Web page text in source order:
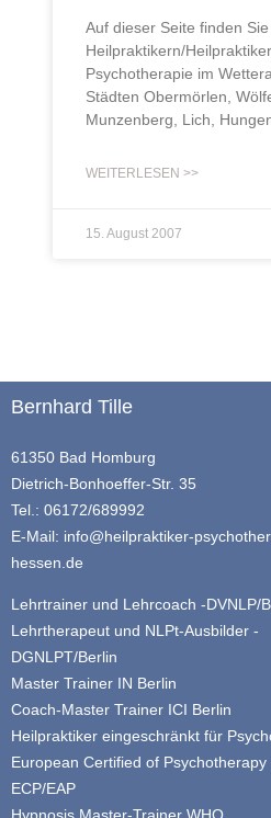
Auf dieser Seite finden
Heilpraktikern/
Psychotherapie im
Städten Obermörlen,
Munzenberg, Lich,
WEITERLESEN >>
15. August 2007
Bernhard Tille
61350 Bad Homburg
Dietrich-Bonhoeffer-Str. 35
Tel.: 06172/689992
E-Mail: info@heilpraktiker-
hessen.de
Lehrtrainer und Lehrcoach -DVNLP/
Lehrtherapeut und NLPt-Ausbilder -
DGNLPT/Berlin
Master Trainer IN Berlin
Coach-Master Trainer ICI Berlin
Heilpraktiker eingeschränkt für
European Certified of Psychotherapy
ECP/EAP